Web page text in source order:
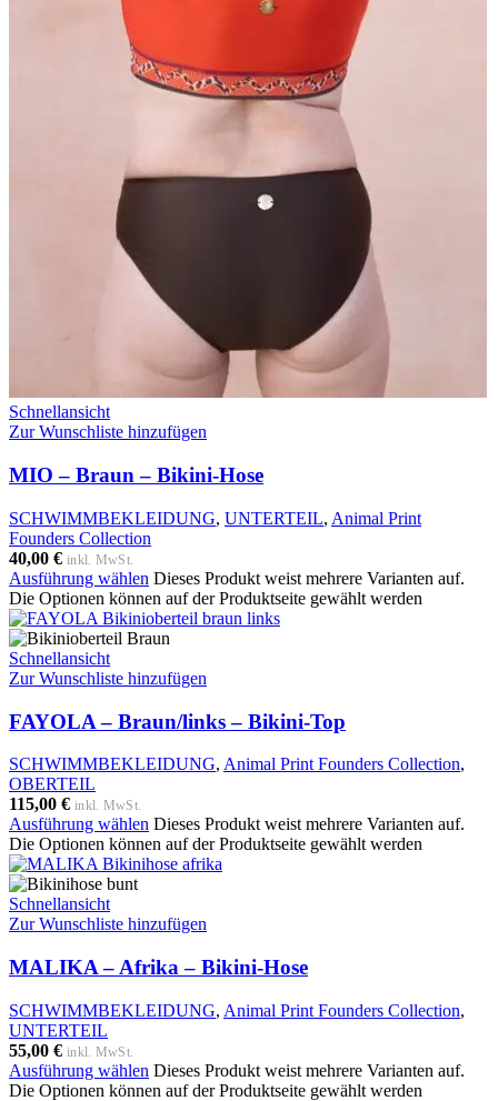
Schnellansicht
Zur Wunschliste hinzufügen
MIO – Braun – Bikini-Hose
SCHWIMMBEKLEIDUNG, UNTERTEIL, Animal Print
Founders Collection
40,00 € inkl. MwSt.
Ausführung wählen Dieses Produkt weist mehrere Varianten auf.
Die Optionen können auf der Produktseite gewählt werden
Schnellansicht
Zur Wunschliste hinzufügen
FAYOLA – Braun/links – Bikini-Top
SCHWIMMBEKLEIDUNG, Animal Print Founders Collection,
OBERTEIL
115,00 € inkl. MwSt.
Ausführung wählen Dieses Produkt weist mehrere Varianten auf.
Die Optionen können auf der Produktseite gewählt werden
Schnellansicht
Zur Wunschliste hinzufügen
MALIKA – Afrika – Bikini-Hose
SCHWIMMBEKLEIDUNG, Animal Print Founders Collection,
UNTERTEIL
55,00 € inkl. MwSt.
Ausführung wählen Dieses Produkt weist mehrere Varianten auf.
Die Optionen können auf der Produktseite gewählt werden